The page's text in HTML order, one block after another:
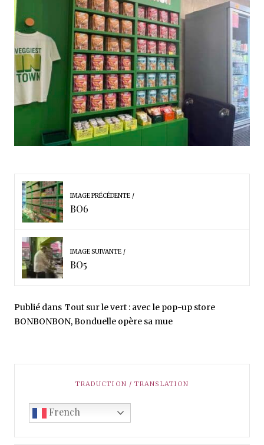
IMAGE PRÉCÉDENTE
BO6
IMAGE SUIVANTE
BO5
Publié dans Tout sur le vert : avec le pop-up store
BONBONBON, Bonduelle opère sa mue
TRADUCTION / TRANSLATION
French